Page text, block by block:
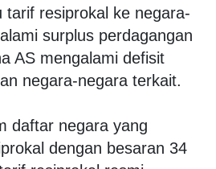
tarif resiprokal ke negara-
surplus perdagangan
AS mengalami defisit
negara-negara terkait.
daftar negara yang
dengan besaran 34